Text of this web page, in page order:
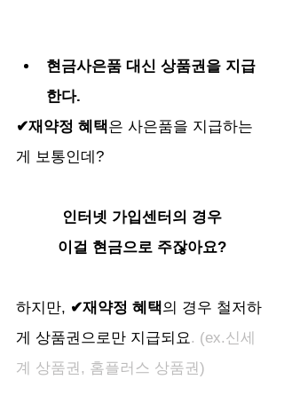
현금사은품 대신 상품권을 지급
한다.
✔재약정 혜택은 사은품을 지급하는
게 보통인데?
인터넷 가입센터의 경우
이걸 현금으로 주잖아요?
하지만, ✔재약정 혜택의 경우 철저하
게 상품권으로만 지급되요. (ex.신세
계 상품권, 홈플러스 상품권)